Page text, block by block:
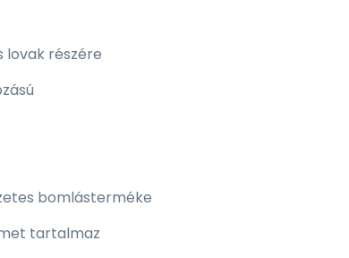
lovak részére
bomlásterméke
tartalmaz